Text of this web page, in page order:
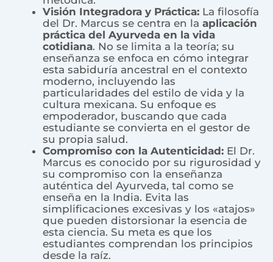
Visión Integradora y Práctica: La filosofía
del Dr. Marcus se centra en laaplicación
práctica del Ayurveda en la vida
cotidiana. No se limita a la teoría; su
enseñanza se enfoca en cómo integrar
esta sabiduría ancestral en el contexto
moderno, incluyendo las
particularidades del estilo de vida y la
cultura mexicana. Su enfoque es
empoderador, buscando que cada
estudiante se convierta en el gestor de
su propia salud.
Compromiso con la Autenticidad: El Dr.
Marcus es conocido por su rigurosidad y
su compromiso con la enseñanza
auténtica del Ayurveda, tal como se
enseña en la India. Evita las
simplificaciones excesivas y los «atajos»
que pueden distorsionar la esencia de
esta ciencia. Su meta es que los
estudiantes comprendan los principios
desde la raíz.